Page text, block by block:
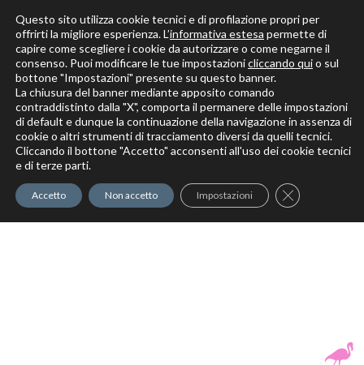
Solo per veri decoratori
Elite Pro
Questo sito utilizza cookie tecnici e di profilazione propri per
offrirti la migliore esperienza. L’informativa estesa permette di
capire come scegliere i cookie da autorizzare o come negarne il
consenso. Puoi modificare le tue impostazionicliccando quio sul
bottone "Impostazioni" presente su questo banner.
La chiusura del banner mediante apposito comando
contraddistinto dalla "X", comporta il permanere delle impostazioni
di default e dunque la continuazione della navigazione in assenza di
cookie o altri strumenti di tracciamento diversi da quelli tecnici.
Cliccando il bottone "Accetto" acconsenti all'uso dei cookie tecnici
e di terze parti.
Accetto Non accetto Impostazioni Close GDPR